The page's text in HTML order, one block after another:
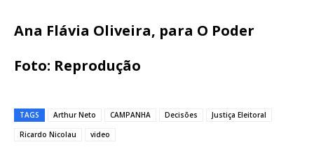
Ana Flávia Oliveira, para O Poder
Foto: Reprodução
TAGS Arthur Neto CAMPANHA Decisões
Justiça Eleitoral
Ricardo Nicolau
video